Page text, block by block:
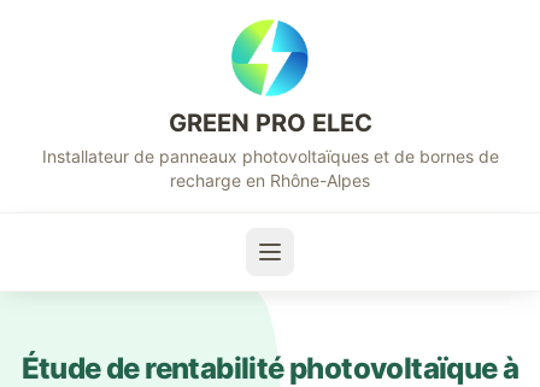
GREEN PRO ELEC
Installateur de panneaux photovoltaïques et de bornes de
recharge en Rhône-Alpes
Étude de rentabilité photovoltaïque à